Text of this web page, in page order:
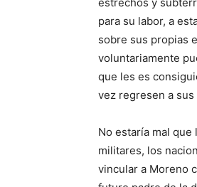
para su labor, a
sobre sus propias
voluntariamente
que les es
vez regresen a
No estaría mal
militares, los
vincular a Moreno